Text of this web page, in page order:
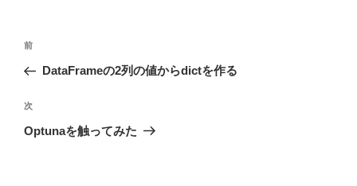
投
ナ
ビ
ゲ
前
の
稿
前
DataFrameの2列の値からdictを作る
次
の
次
Optunaを触ってみた